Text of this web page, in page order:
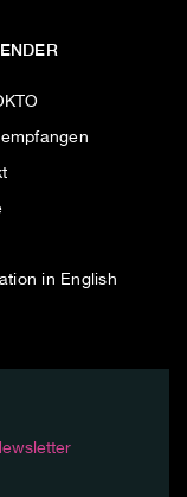
in English